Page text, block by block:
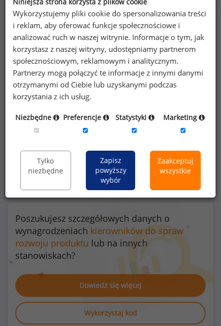
Benefity na stanowisku kierownik do spraw
rozwoju produktu
komputer przenośny do użytku prywatnego
Poszukujesz szczegółowych danych o
wynagrodzeniach kierowników do spraw
rozwoju produktu lub na innych
stanowiskach?
Dowiedz się więcej
Wykorzystaj kod
Wykorzystujemy pliki cookie do spersonalizowania treści
i reklam, aby oferować funkcje społecznościowe i
analizować ruch w naszej witrynie. Informacje o tym, jak
korzystasz z naszej witryny, udostępniamy partnerom
społecznościowym, reklamowym i analitycznym.
Partnerzy mogą połączyć te informacje z innymi danymi
otrzymanymi od Ciebie lub uzyskanymi podczas
korzystania z ich usług.
Niezbędne Preferencje Statystyki Marketing
Tylko
niezbędne
Zapisz
powyższy
wybór
Zaakceptuj
wszystkie